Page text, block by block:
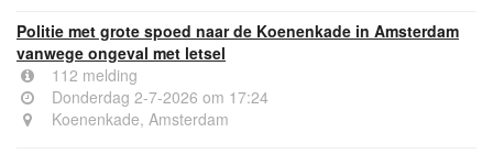
Politie met grote spoed naar de Koenenkade in Amsterdam
vanwege ongeval met letsel
112 melding
Donderdag 2-7-2026 om 17:24
Koenenkade, Amsterdam